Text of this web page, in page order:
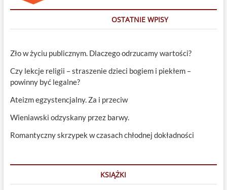
OSTATNIE WPISY
Zło w życiu publicznym. Dlaczego odrzucamy wartości?
Czy lekcje religii – straszenie dzieci bogiem i piekłem –
powinny być legalne?
Ateizm egzystencjalny. Za i przeciw
Wieniawski odzyskany przez barwy.
Romantyczny skrzypek w czasach chłodnej dokładności
KSIĄŻKI